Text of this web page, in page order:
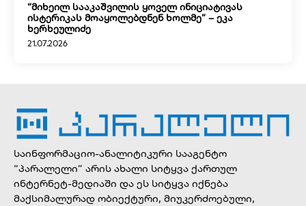
“მიხეილ სააკაშვილის ყოველ ინიციატივას
ისტერიკას მოაყოლებდნენ ხოლმე” – ეკა
ხერხეულიძე
21.07.2026
საინფორმაციო-ანალიტიკური სააგენტო
“პარალელი” არის ახალი სიტყვა ქართულ
ინტერნეტ-მედიაში და ეს სიტყვა იქნება
მაქსიმალურად ობიექტური, მიუკერძოებული,